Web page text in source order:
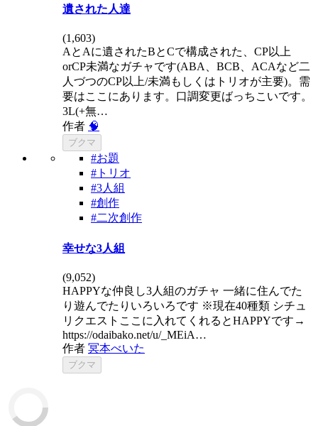
遺された人達
(1,603)
AとAに遺されたBとCで構成された、CP以上
orCP未満なガチャです(ABA、BCB、ACAなど二
人づつのCP以上/未満もしくはトリオが主要)。需
要はここにあります。口調変更ばっちこいです。
3L(+無…
作者 🧠
ブクマ
#お題
#トリオ
#3人組
#創作
#二次創作
幸せな3人組
(9,052)
HAPPYな仲良し3人組のガチャ 一緒に住んでた
り遊んでたりいろいろです ※現在40種類 シチュ
リクエストここに入れてくれるとHAPPYです→
https://odaibako.net/u/_MEiA…
作者 冥本べいた
ブクマ